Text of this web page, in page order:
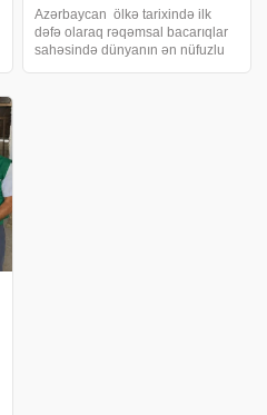
Çempionatının finalında
ölkəni uğurla təmsil ediblər
Azərbaycan ölkə tarixində ilk
dəfə olaraq rəqəmsal bacarıqlar
sahəsində dünyanın ən nüfuzlu